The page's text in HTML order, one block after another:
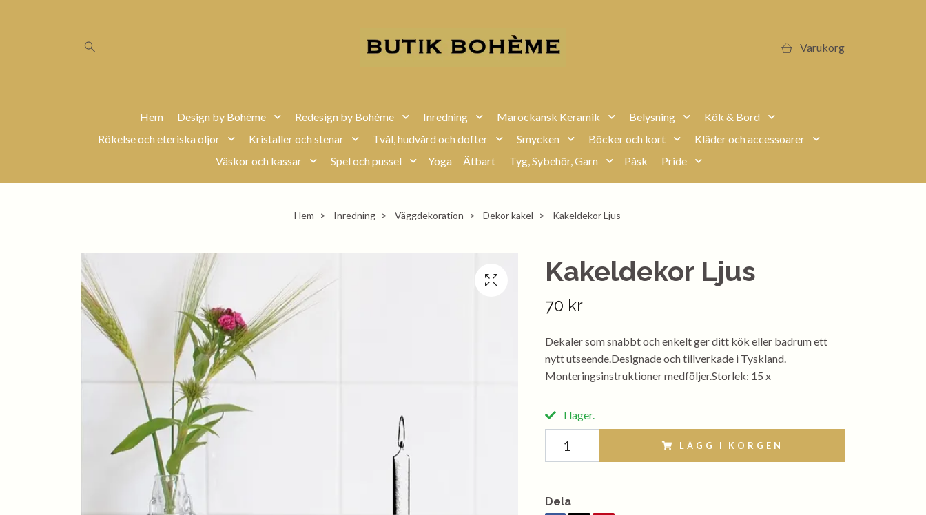
Varukorg
Hem Design by Bohème Redesign by Bohème Inredning Marockansk Keramik Belysning
Kök & Bord
Rökelse och eteriska oljor
Kristaller och stenar Tvål, hudvård och dofter Smycken Böcker och kort
Kläder och accessoarer
Väskor och kassar
Spel och pussel Yoga Ätbart Tyg, Sybehör, Garn Påsk Pride
Hem Inredning Väggdekoration Dekor kakel Kakeldekor Ljus
Kakeldekor Ljus
70 kr
Dekaler som snabbt och enkelt ger ditt kök eller badrum ett
nytt utseende.Designade och tillverkade i Tyskland.
Monteringsinstruktioner medföljer.Storlek: 15 x
I lager.
LÄGG I KORGEN
Dela